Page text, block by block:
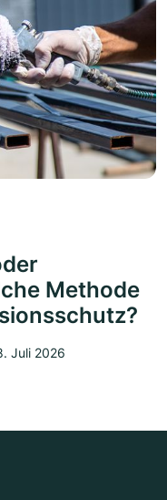
Methode
Juli 2026